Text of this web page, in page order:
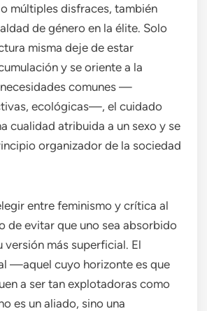
múltiples disfraces, también
de género en la élite. Solo
misma deje de estar
y se oriente a la
comunes —
ecológicas—, el cuidado
cualidad atribuida a un sexo y se
organizador de la sociedad
entre feminismo y crítica al
de evitar que uno sea absorbido
versión más superficial. El
—aquel cuyo horizonte es que
a ser tan explotadoras como
es un aliado, sino una